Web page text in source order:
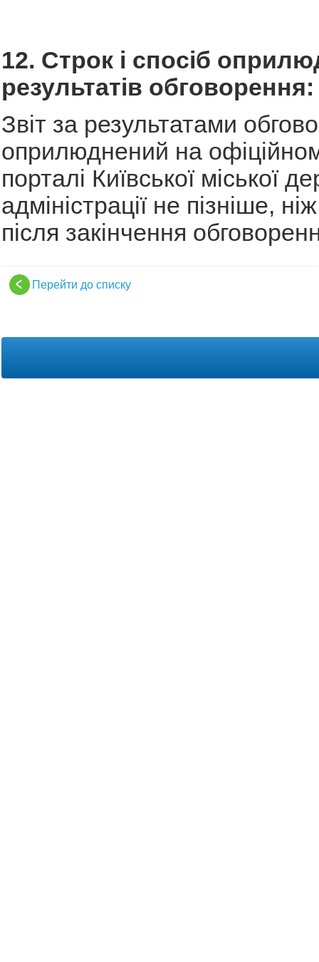
12. Строк і спосіб
результатів обговорення:
Звіт за результатами
оприлюднений на
порталі Київської міської
адміністрації не пізніше,
після закінчення
Перейти до списку